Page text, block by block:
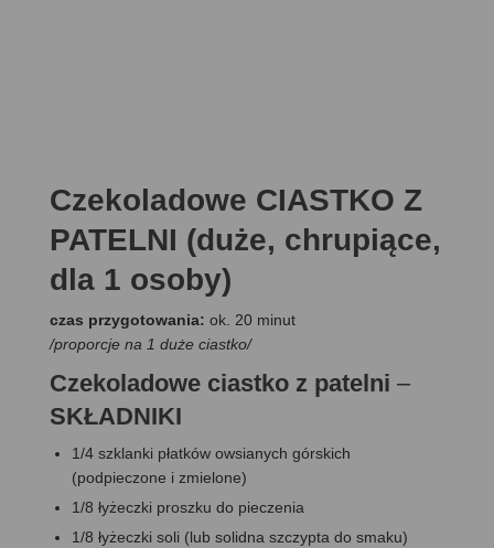
Czekoladowe CIASTKO Z
PATELNI (duże, chrupiące,
dla 1 osoby)
czas przygotowania: ok. 20 minut
/proporcje na 1 duże ciastko/
Czekoladowe ciastko z patelni –
SKŁADNIKI
1/4 szklanki płatków owsianych górskich
(podpieczone i zmielone)
1/8 łyżeczki proszku do pieczenia
1/8 łyżeczki soli (lub solidna szczypta do smaku)